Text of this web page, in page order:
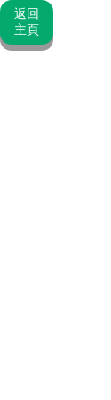
返回
主頁